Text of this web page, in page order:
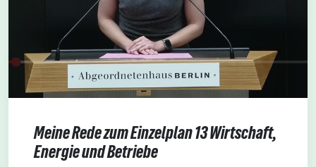
Meine Rede zum Einzelplan 13 Wirtschaft,
Energie und Betriebe